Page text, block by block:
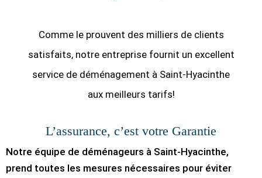
Comme le prouvent des milliers de clients
satisfaits, notre entreprise fournit un excellent
service de déménagement à Saint-Hyacinthe
aux meilleurs tarifs!
L’assurance, c’est votre Garantie
Notre équipe de déménageurs à Saint-Hyacinthe,
prend toutes les mesures nécessaires pour éviter